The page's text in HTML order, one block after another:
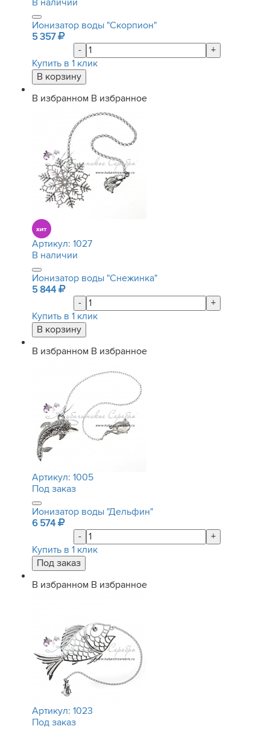
В наличии
Ионизатор воды "Скорпион"
5 357
-
+
Купить в 1 клик
В избранном В избранное
Артикул: 1027
В наличии
Ионизатор воды "Снежинка"
5 844
-
+
Купить в 1 клик
В избранном В избранное
Артикул: 1005
Под заказ
Ионизатор воды "Дельфин"
6 574
-
+
Купить в 1 клик
В избранном В избранное
Артикул: 1023
Под заказ